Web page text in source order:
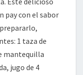
pay con el sabor
1 taza de
mantequilla
jugo de 4